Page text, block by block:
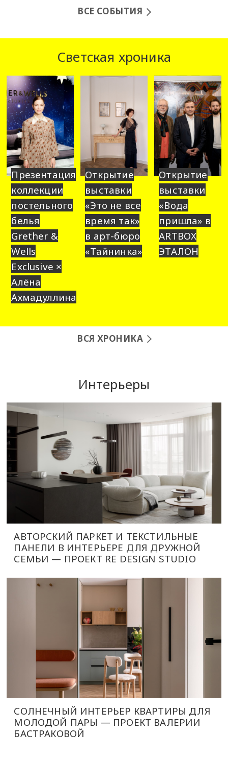
ВСЕ СОБЫТИЯ
Светская хроника
Презентация
коллекции
постельного
белья
Grether &
Wells
Exclusive ×
Алёна
Ахмадуллина
Открытие
выставки
«Это не все
время так»
в арт-бюро
«Тайнинка»
Открытие
выставки
«Вода
пришла» в
ARTBOX
ЭТАЛОН
ВСЯ ХРОНИКА
Интерьеры
АВТОРСКИЙ ПАРКЕТ И ТЕКСТИЛЬНЫЕ
ПАНЕЛИ В ИНТЕРЬЕРЕ ДЛЯ ДРУЖНОЙ
СЕМЬИ — ПРОЕКТ RE DESIGN STUDIO
СОЛНЕЧНЫЙ ИНТЕРЬЕР КВАРТИРЫ ДЛЯ
МОЛОДОЙ ПАРЫ — ПРОЕКТ ВАЛЕРИИ
БАСТРАКОВОЙ